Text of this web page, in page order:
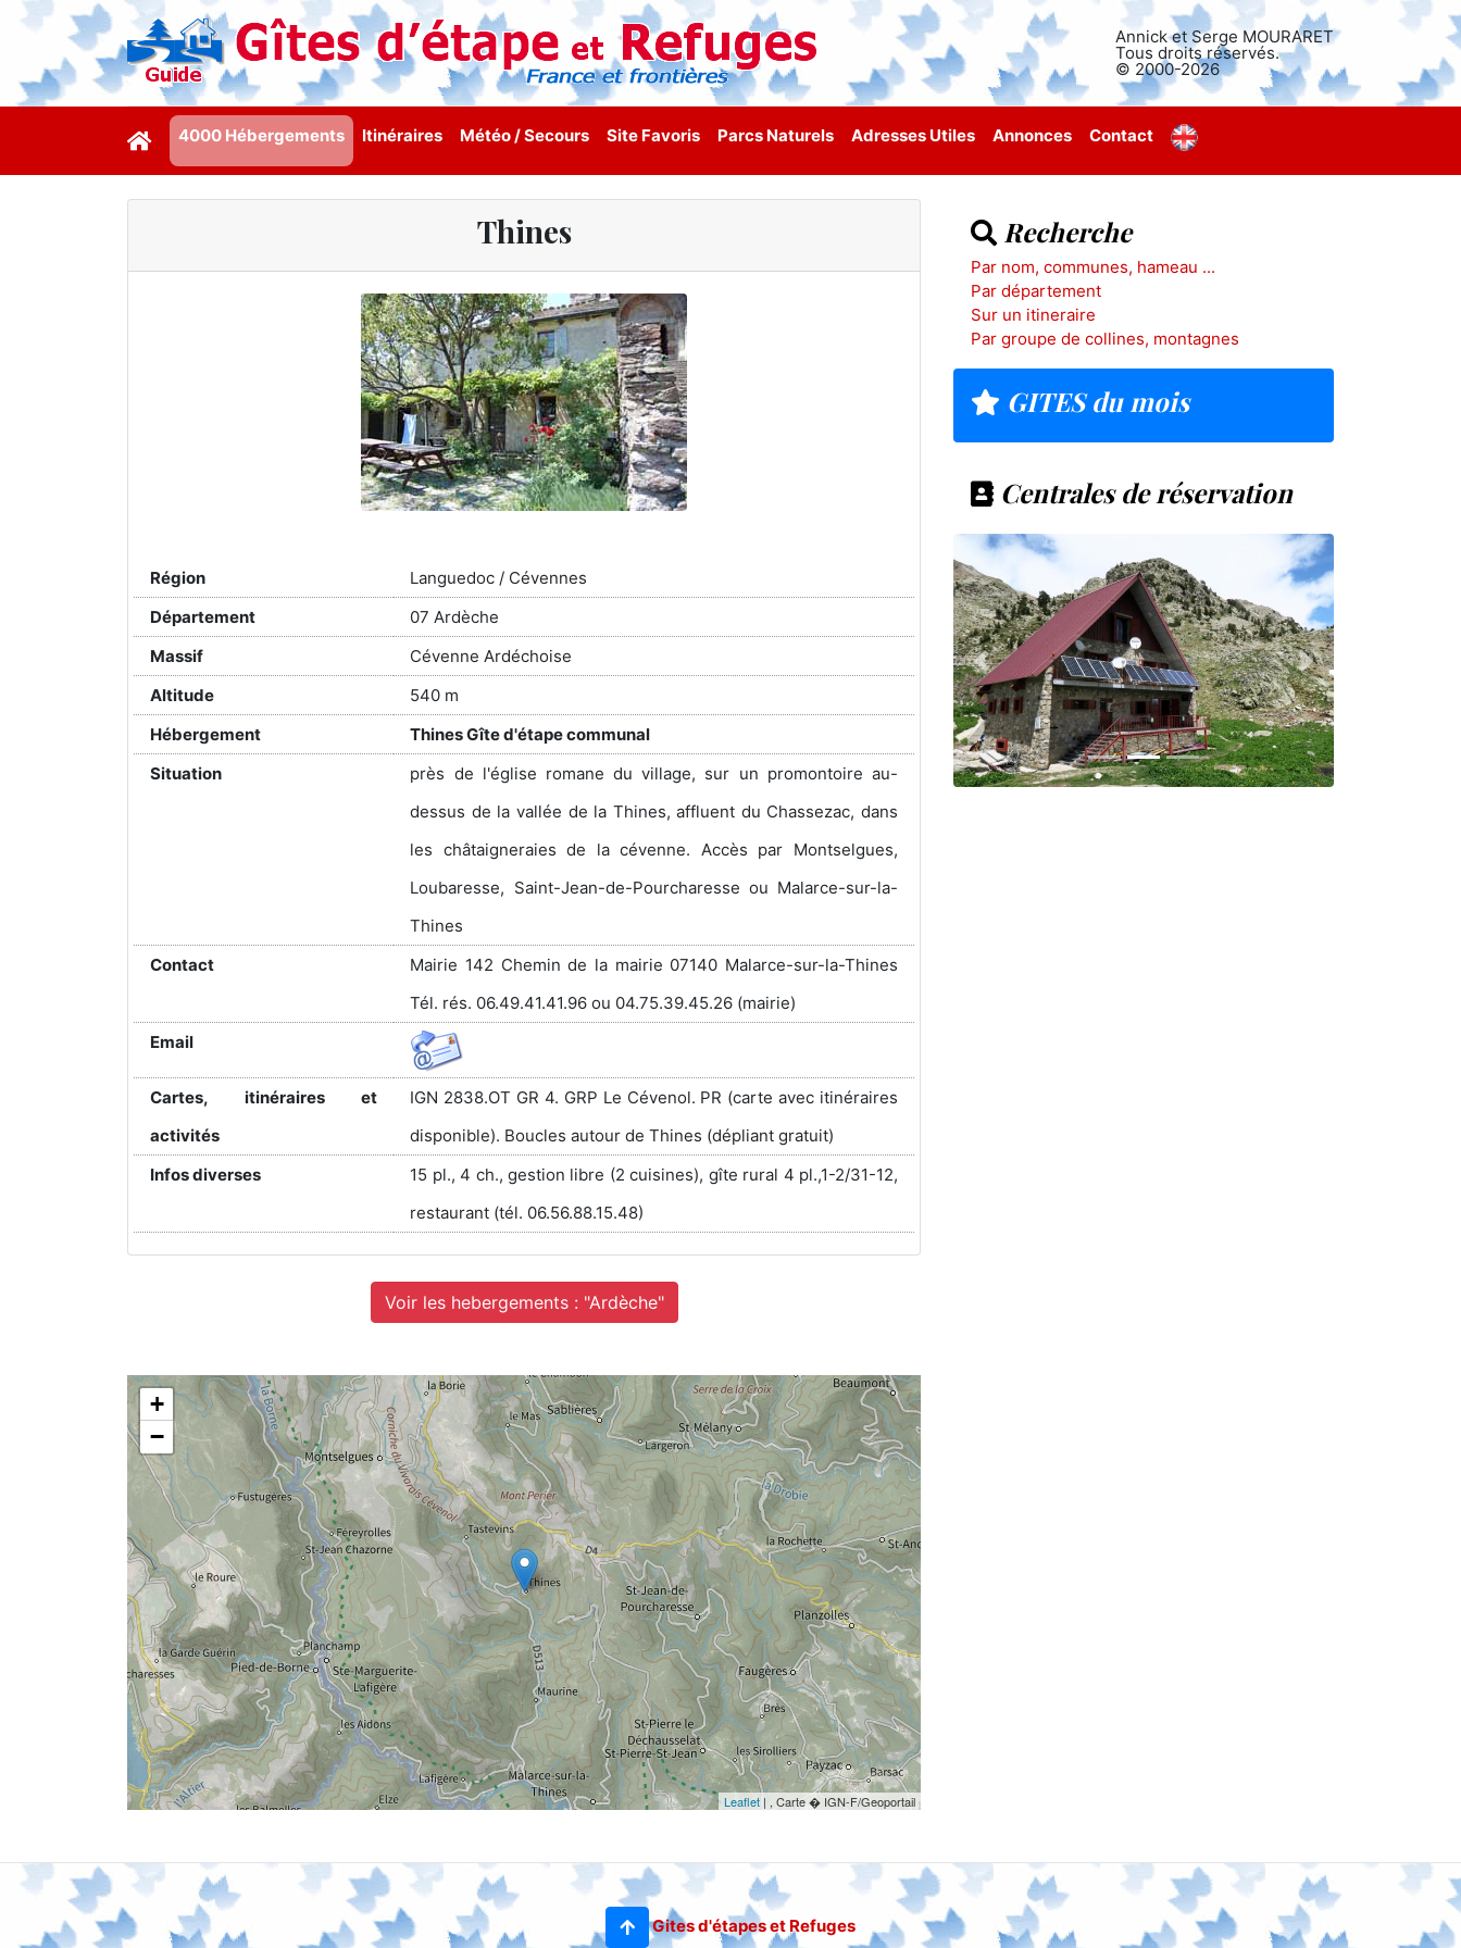
Annick et Serge MOURARET
Tous droits réservés.
© 2000-2026
4000 Hébergements Itinéraires Météo / Secours Site Favoris Parcs Naturels Adresses Utiles Annonces Contact
Thines
Région
Languedoc / Cévennes
Département
07 Ardèche
Massif
Cévenne Ardéchoise
Altitude
540 m
Hébergement
Thines Gîte d'étape communal
Situation
près de l'église romane du village, sur un promontoire au-
dessus de la vallée de la Thines, affluent du Chassezac, dans
les châtaigneraies de la cévenne. Accès par Montselgues,
Loubaresse, Saint-Jean-de-Pourcharesse ou Malarce-sur-la-
Thines
Contact
Mairie 142 Chemin de la mairie 07140 Malarce-sur-la-Thines
Tél. rés. 06.49.41.41.96 ou 04.75.39.45.26 (mairie)
Email
Cartes, itinéraires et
activités
IGN 2838.OT GR 4. GRP Le Cévenol. PR (carte avec itinéraires
disponible). Boucles autour de Thines (dépliant gratuit)
Infos diverses
15 pl., 4 ch., gestion libre (2 cuisines), gîte rural 4 pl.,1-2/31-12,
restaurant (tél. 06.56.88.15.48)
Voir les hebergements : "Ardèche"
+
−
Leaflet | , Carte � IGN-F/Geoportail
Recherche
Par nom, communes, hameau ...
Par département
Sur un itineraire
Par groupe de collines, montagnes
GITES du mois
Centrales de réservation
Gites d'étapes et Refuges